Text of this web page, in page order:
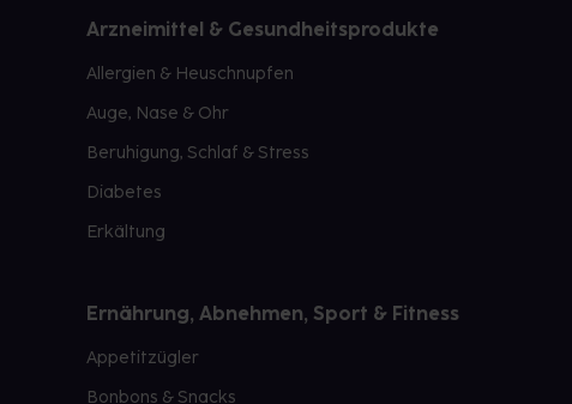
Arzneimittel & Gesundheitsprodukte
Allergien & Heuschnupfen
Auge, Nase & Ohr
Beruhigung, Schlaf & Stress
Diabetes
Erkältung
Ernährung, Abnehmen, Sport & Fitness
Appetitzügler
Bonbons & Snacks